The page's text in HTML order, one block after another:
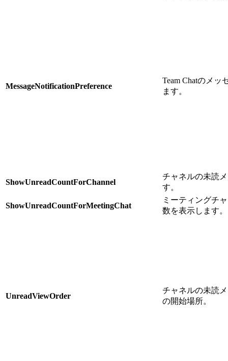
MessageNotificationPreference
Team Chatのメッ
ます。
ShowUnreadCountForChannel
チャネルの未読
す。
ShowUnreadCountForMeetingChat
ミーティングチ
数を表示します。
UnreadViewOrder
チャネルの未読
の開始場所。